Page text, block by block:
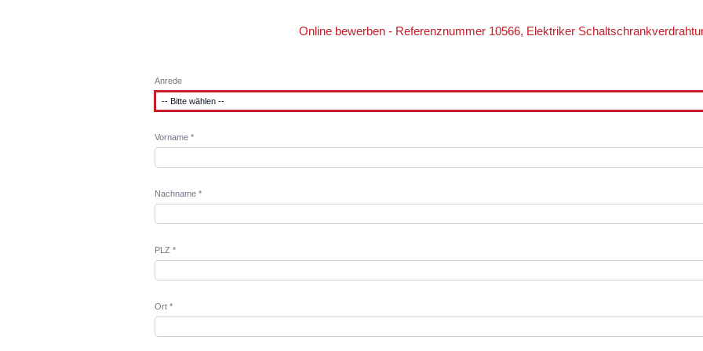
Online bewerben - Referenznummer 10566, Elektriker
Anrede
Vorname *
Nachname *
PLZ *
Ort *